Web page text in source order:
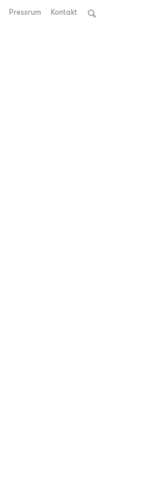
Pressrum Kontakt